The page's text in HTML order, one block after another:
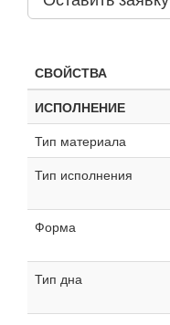
СВОЙСТВА
ИСПОЛНЕНИЕ
Тип материала
Тип исполнения
Форма
Тип дна